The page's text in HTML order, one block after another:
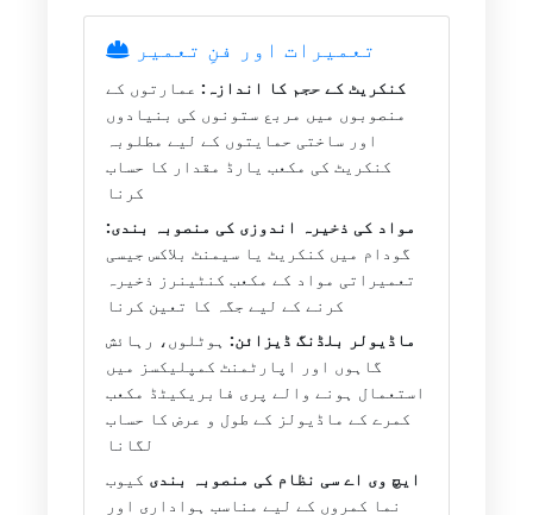
تعمیرات اور فنِ تعمیر
کنکریٹ کے حجم کا اندازہ: عمارتوں کے
منصوبوں میں مربع ستونوں کی بنیادوں
اور ساختی حمایتوں کے لیے مطلوبہ
کنکریٹ کی مکعب یارڈ مقدار کا حساب
کرنا
مواد کی ذخیرہ اندوزی کی منصوبہ بندی:
گودام میں کنکریٹ یا سیمنٹ بلاکس جیسی
تعمیراتی مواد کے مکعب کنٹینرز ذخیرہ
کرنے کے لیے جگہ کا تعین کرنا
ماڈیولر بلڈنگ ڈیزائن: ہوٹلوں، رہائش
گاہوں اور اپارٹمنٹ کمپلیکسز میں
استعمال ہونے والے پری فابریکیٹڈ مکعب
کمرے کے ماڈیولز کے طول و عرض کا حساب
لگانا
ایچ وی اے سی نظام کی منصوبہ بندی کیوب
نما کمروں کے لیے مناسب ہواداری اور